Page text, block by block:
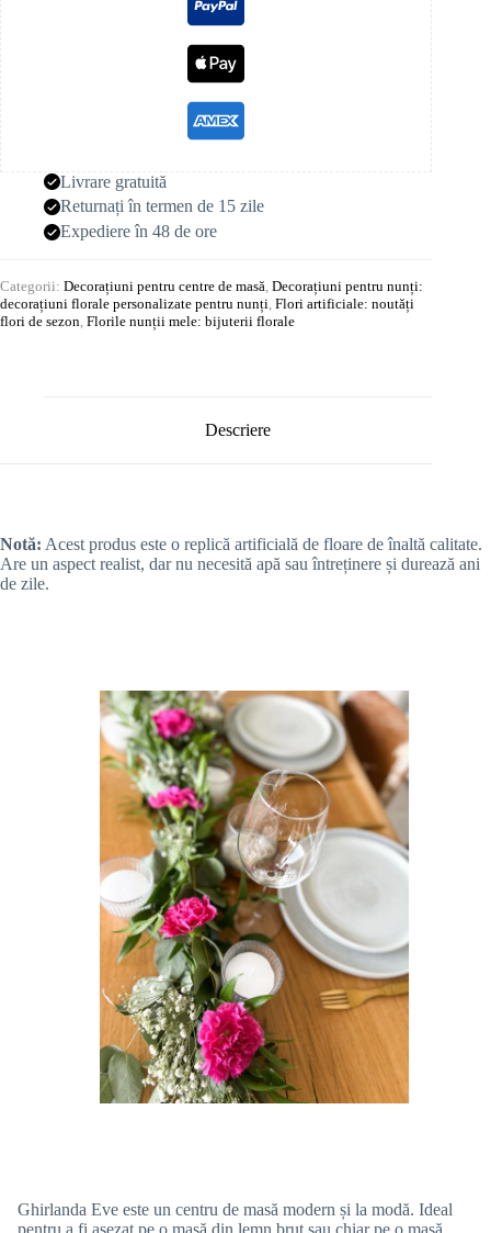
Livrare gratuită
Returnați în termen de 15 zile
Expediere în 48 de ore
Categorii: Decorațiuni pentru centre de masă, Decorațiuni pentru nunți:
decorațiuni florale personalizate pentru nunți, Flori artificiale: noutăți
flori de sezon, Florile nunții mele: bijuterii florale
Descriere
Notă: Acest produs este o replică artificială de floare de înaltă calitate.
Are un aspect realist, dar nu necesită apă sau întreținere și durează ani
de zile.
Ghirlanda Eve este un centru de masă modern și la modă. Ideal